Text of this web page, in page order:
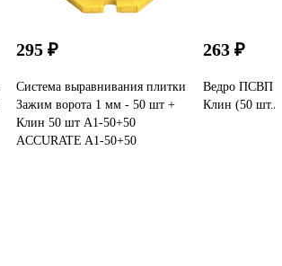
295 ₽
Система выравнивания плитки
Зажим ворота 1 мм - 50 шт +
Клин 50 шт А1-50+50
ACCURATE A1-50+50
263 ₽
Ведро ПСВП
Клин (50 шт./